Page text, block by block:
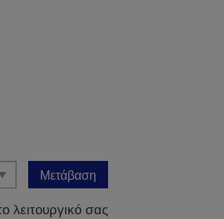
Μετάβαση
λειτουργικό σας